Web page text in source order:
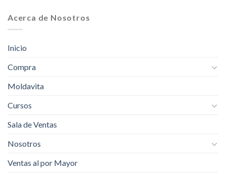
Acerca de Nosotros
Inicio
Compra
Moldavita
Cursos
Sala de Ventas
Nosotros
Ventas al por Mayor